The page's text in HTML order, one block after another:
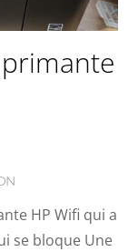
HP Wifi qui a
se bloque Une